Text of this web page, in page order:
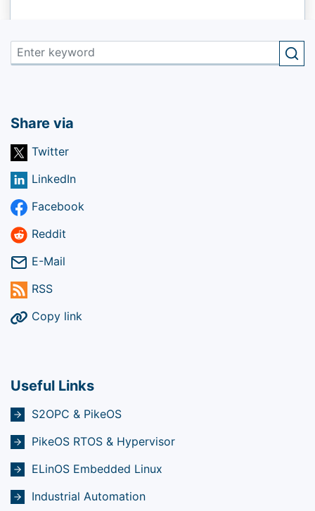
Share via
Twitter
LinkedIn
Facebook
Reddit
E-Mail
RSS
Copy link
Useful Links
S2OPC & PikeOS
PikeOS RTOS & Hypervisor
ELinOS Embedded Linux
Industrial Automation